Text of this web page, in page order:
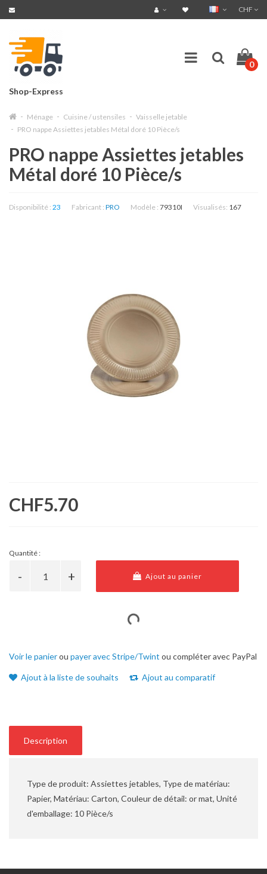
CHF
Shop-Express
0
Ménage Cuisine / ustensiles
Vaisselle jetable
PRO nappe Assiettes jetables Métal doré 10 Pièce/s
PRO nappe Assiettes jetables
Métal doré 10 Pièce/s
Disponibilité : 23 Fabricant : PRO Modèle : 79310I Visualisés: 167
CHF5.70
Quantité :
Ajout au panier
Voir le panierou payer avec Stripe/Twint ou compléter avec PayPal
Ajout à la liste de souhaits Ajout au comparatif
Description
Type de produit: Assiettes jetables, Type de matériau:
Papier, Matériau: Carton, Couleur de détail: or mat, Unité
d'emballage: 10 Pièce/s